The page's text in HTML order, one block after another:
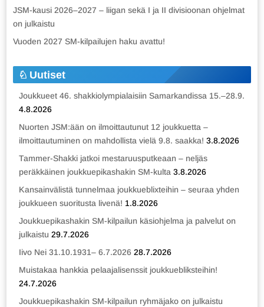
JSM-kausi 2026–2027 – liigan sekä I ja II divisioonan ohjelmat
on julkaistu
Vuoden 2027 SM-kilpailujen haku avattu!
Uutiset
Joukkueet 46. shakkiolympialaisiin Samarkandissa 15.–28.9.
4.8.2026
Nuorten JSM:ään on ilmoittautunut 12 joukkuetta –
ilmoittautuminen on mahdollista vielä 9.8. saakka! 3.8.2026
Tammer-Shakki jatkoi mestaruusputkeaan – neljäs
peräkkäinen joukkuepikashakin SM-kulta 3.8.2026
Kansainvälistä tunnelmaa joukkueblixteihin – seuraa yhden
joukkueen suoritusta livenä! 1.8.2026
Joukkuepikashakin SM-kilpailun käsiohjelma ja palvelut on
julkaistu 29.7.2026
Iivo Nei 31.10.1931– 6.7.2026 28.7.2026
Muistakaa hankkia pelaajalisenssit joukkuebliksteihin!
24.7.2026
Joukkuepikashakin SM-kilpailun ryhmäjako on julkaistu